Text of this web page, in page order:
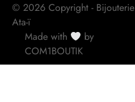
© 2026 Copyright - Bijouterie
Ata-ï
Made with
by
COM1BOUTIK